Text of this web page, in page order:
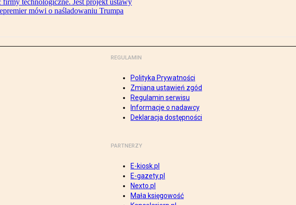
technologiczne. Jest projekt ustawy
mówi o naśladowaniu Trumpa
REGULAMIN
Polityka Prywatności
Zmiana ustawień zgód
Regulamin serwisu
Informacje o nadawcy
Deklaracja dostępności
PARTNERZY
E-kiosk.pl
E-gazety.pl
Nexto.pl
Mała księgowość